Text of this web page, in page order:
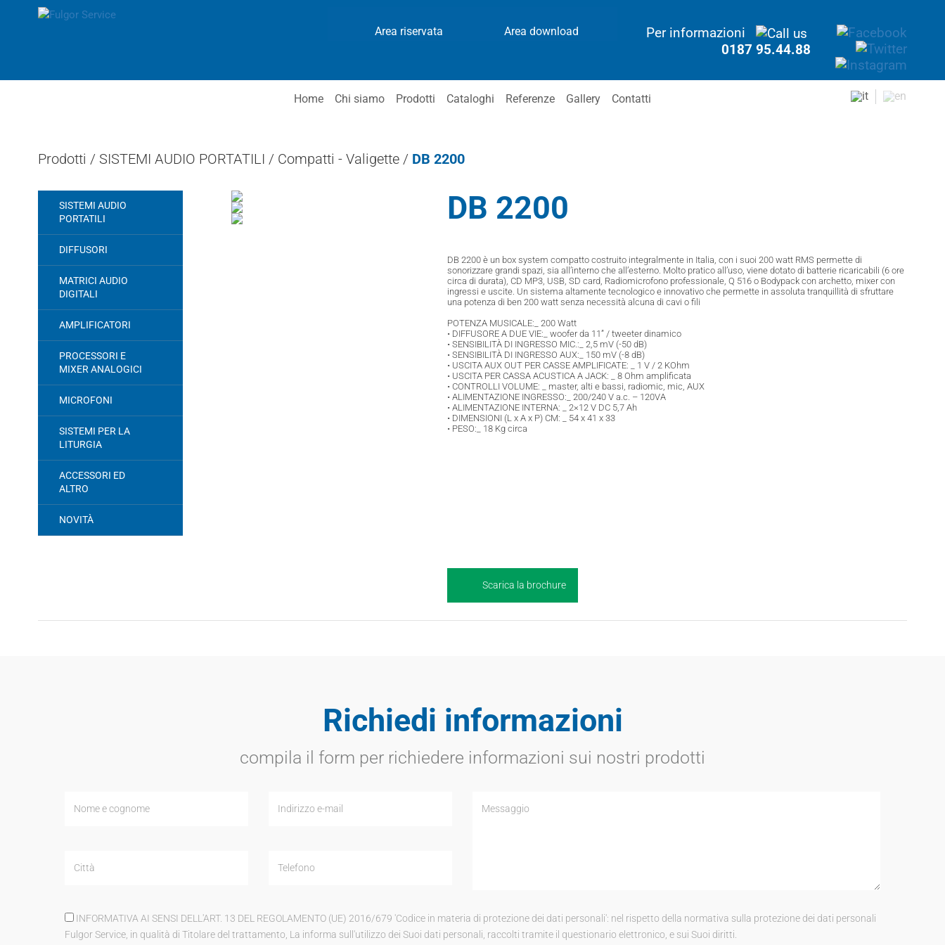
Area riservata Area download
Per informazioni
0187 95.44.88
Home Chi siamo Prodotti Cataloghi Referenze Gallery Contatti
Prodotti / SISTEMI AUDIO PORTATILI / Compatti - Valigette/ DB 2200
DB 2200
DB 2200è un box system compatto costruito integralmente in Italia, con i suoi 200 watt RMS permette di
sonorizzare grandi spazi, sia all’interno che all’esterno. Molto pratico all’uso, viene dotato di batterie ricaricabili (6 ore
circa di durata), CD MP3, USB, SD card, Radiomicrofono professionale, Q 516 o Bodypack con archetto, mixer con
ingressi e uscite. Un sistema altamente tecnologico e innovativo che permette in assoluta tranquillità di sfruttare
una potenza di ben 200 watt senza necessità alcuna di cavi o fili
POTENZA MUSICALE:_ 200 Watt
• DIFFUSORE A DUE VIE:_ woofer da 11” / tweeter dinamico
• SENSIBILITÀ DI INGRESSO MIC.:_ 2,5 mV (-50 dB)
• SENSIBILITÀ DI INGRESSO AUX:_ 150 mV (-8 dB)
• USCITA AUX OUT PER CASSE AMPLIFICATE: _ 1 V / 2 KOhm
• USCITA PER CASSA ACUSTICA A JACK: _ 8 Ohm amplificata
• CONTROLLI VOLUME: _ master, alti e bassi, radiomic, mic, AUX
• ALIMENTAZIONE INGRESSO:_ 200/240 V a.c. – 120VA
• ALIMENTAZIONE INTERNA: _ 2×12 V DC 5,7 Ah
• DIMENSIONI (L x A x P) CM: _ 54 x 41 x 33
• PESO:_ 18 Kg circa
Scarica la brochure
SISTEMI AUDIO
PORTATILI
DIFFUSORI
MATRICI AUDIO
DIGITALI
AMPLIFICATORI
PROCESSORI E
MIXER ANALOGICI
MICROFONI
SISTEMI PER LA
LITURGIA
ACCESSORI ED
ALTRO
NOVITÀ
Richiedi informazioni
compila il form per richiedere informazioni sui nostri prodotti
INFORMATIVA AI SENSI DELL'ART. 13 DEL REGOLAMENTO (UE) 2016/679 'Codice in materia di protezione dei dati personali': nel rispetto della normativa sulla protezione dei dati personali
Fulgor Service, in qualità di Titolare del trattamento, La informa sull'utilizzo dei Suoi dati personali, raccolti tramite il questionario elettronico, e sui Suoi diritti.